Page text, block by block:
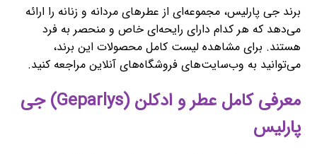
برند جی پارلیس، مجموعه‌ای از عطرهای مردانه و زنانه را ارائه
می‌دهد که هر کدام دارای رایحه‌ای خاص و منحصر به فرد
هستند. برای مشاهده لیست کامل محصولات این برند،
می‌توانید به وب‌سایت‌های فروشگاه‌های آنلاین مراجعه کنید.
معرفی کامل عطر و ادکلن (Geparlys) جی
پارلیس